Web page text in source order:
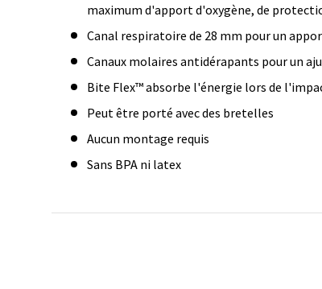
maximum d'apport d'oxygène, de
Canal respiratoire de 28 mm pour un
Canaux molaires antidérapants pour un
Bite Flex™ absorbe l'énergie lors de
Peut être porté avec des bretelles
Aucun montage requis
Sans BPA ni latex